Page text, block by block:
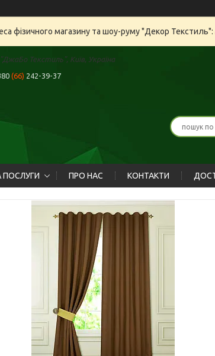
фізичного магазину та шоу-руму "Декор
Текстиль", Київ, Україна
(66) 242-39-37
ПОСЛУГИ ПРО НАС КОНТАКТИ